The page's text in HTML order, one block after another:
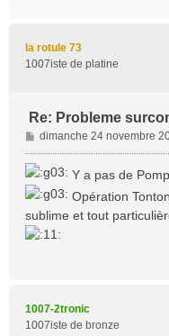
la rotule 73
1007iste de platine
Re: Probleme
M
e
s
s
a
g
e
dimanche 24 novembre
Y a pas de
Opération
sublime et tout
1007-2tronic
1007iste de bronze